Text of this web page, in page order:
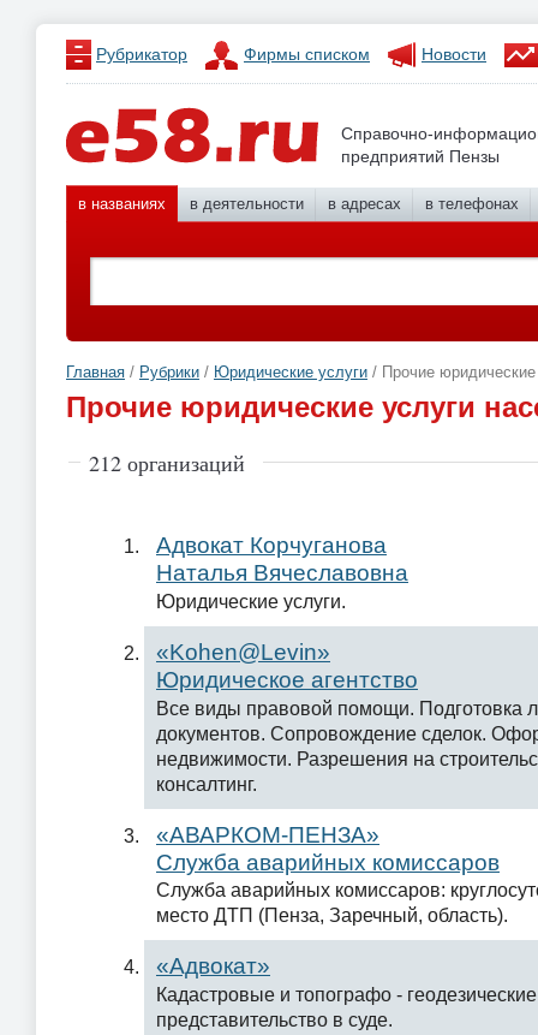
Рубрикатор Фирмы списком Новости
Справочно-
предприятий Пензы
в названиях в деятельности в адресах в телефонах
Главная / Рубрики / Юридические услуги / Прочие
Прочие юридические услуги
212 организаций
Aдвокат Корчуганова
Наталья Вячеславовна
Юридические услуги.
«Kohen@Levin»
Юридическое агентство
Все виды правовой помощи. Подготовка
документов. Сопровождение сделок.
недвижимости. Разрешения на
консалтинг.
«АВАРКОМ-ПЕНЗА»
Служба аварийных комиссаров
Служба аварийных комиссаров:
место ДТП (Пенза, Заречный, область).
«Адвокат»
Кадастровые и топографо -
представительство в суде.